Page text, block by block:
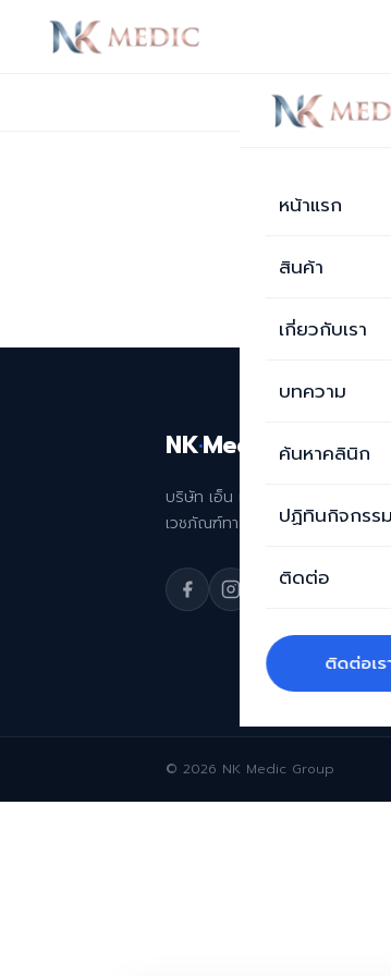
หน้าแรก
สินค้า
เกี่ยวกับเรา
บทความ
ค้นหาคลินิก
ปฏิทินกิจกรรม
ติดต่อ
ติดต่อเร
กลับไปหน้าบ
บทความ
รณภี
NK·Medic
บริษัท เอ็น เค เมดิค จำกัด ผู้นำเข้าแ
เวชภัณฑ์ทางการแพทย์ด้านความง
© 2026 NK Medic Group